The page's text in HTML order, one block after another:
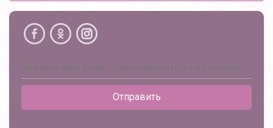
Отправить